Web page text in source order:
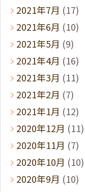
2021年7月 (17)
2021年6月 (10)
2021年5月 (9)
2021年4月 (16)
2021年3月 (11)
2021年2月 (7)
2021年1月 (12)
2020年12月 (11)
2020年11月 (7)
2020年10月 (10)
2020年9月 (10)